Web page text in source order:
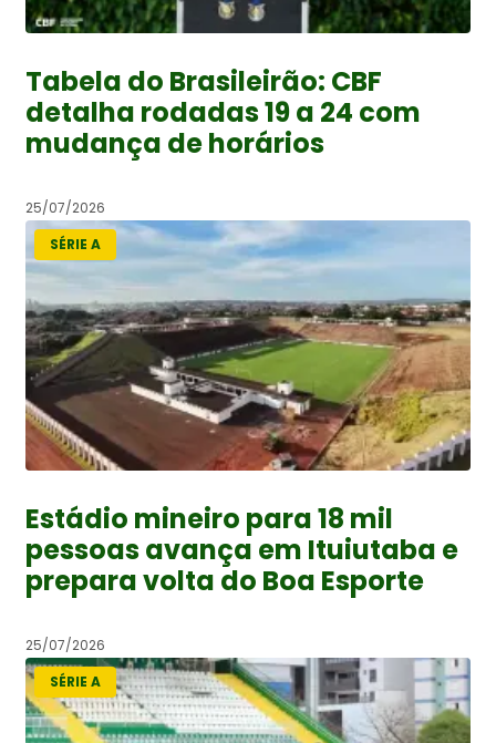
Tabela do Brasileirão: CBF
detalha rodadas 19 a 24 com
mudança de horários
25/07/2026
SÉRIE A
Estádio mineiro para 18 mil
pessoas avança em Ituiutaba e
prepara volta do Boa Esporte
25/07/2026
SÉRIE A